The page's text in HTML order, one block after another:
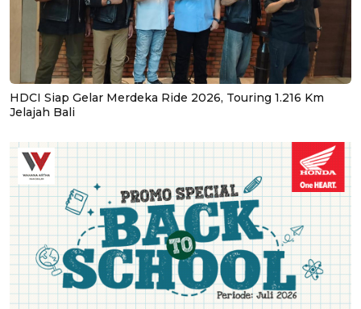
HDCI Siap Gelar Merdeka Ride 2026, Touring 1.216 Km
Jelajah Bali